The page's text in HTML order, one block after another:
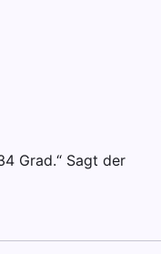
Grad.“ Sagt der